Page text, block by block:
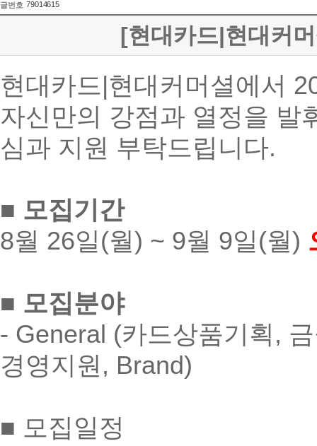
글번호 79014615
[현대카드|현대커
현대카드|현대커머셜에서
자신만의 강점과 열정을 발
심과 지원 부탁드립니다.
■ 모집기간
8월 26일(월) ~ 9월 9일(월)
■ 모집분야
- General (카드상품기획,
경영지원, Brand)
■ 모집일정